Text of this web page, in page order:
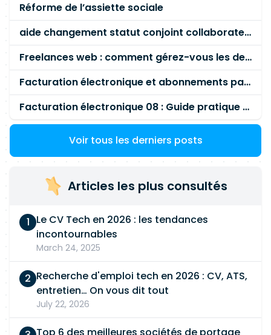
Réforme de l’assiette sociale
aide changement statut conjoint collaborateur
Freelances web : comment gérez-vous les demandes client qui dépassent le devis ?
Facturation électronique et abonnements payés par la société
Facturation électronique 08 : Guide pratique des impôts
Voir tous les derniers posts
Articles les plus consultés
Le CV Tech en 2026 : les tendances
incontournables
March 24, 2025
Recherche d'emploi tech en 2026 : CV, ATS,
entretien… On vous dit tout
July 22, 2026